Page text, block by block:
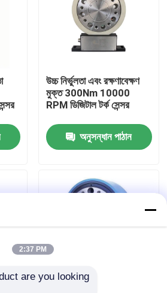
উচ্চ নির্ভুলতা এবং রক্ষণাবেক্ষণ
মুক্ত 300Nm 10000
RPM ডিজিটাল টর্ক সেন্সর
অনুসন্ধান পাঠান
2:37 PM
are you looking